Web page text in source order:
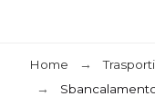
Home
Trasporti